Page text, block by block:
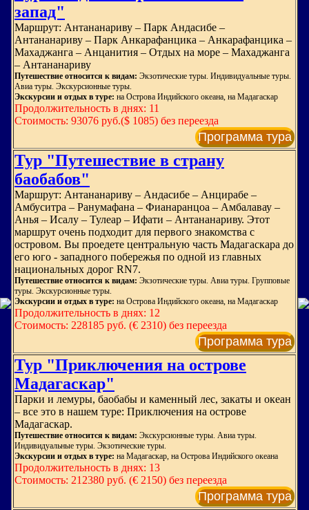
запад"
Маршрут: Антананариву – Парк Андасибе –
Антананариву – Парк Анкарафанцика – Анкарафанцика –
Махаджанга – Анцанития – Отдых на море – Махаджанга
– Антананариву
Путешествие относится к видам: Экзотические туры. Индивидуальные туры.
Авиа туры. Экскурсионные туры.
Экскурсии и отдых в туре: на Острова Индийского океана, на Мадагаскар
Продолжительность в днях: 11
Стоимость: 93076 руб.($ 1085) без переезда
Программа тура
Тур "Путешествие в страну
баобабов"
Маршрут: Антананариву – Андасибе – Анцирабе –
Амбуситра – Ранумафана – Фианаранцоа – Амбалавау –
Анья – Исалу – Тулеар – Ифати – Антананариву. Этот
маршрут очень подходит для первого знакомства с
островом. Вы проедете центральную часть Мадагаскара до
его юго - западного побережья по одной из главных
национальных дорог RN7.
Путешествие относится к видам: Экзотические туры. Авиа туры. Групповые
туры. Экскурсионные туры.
Экскурсии и отдых в туре: на Острова Индийского океана, на Мадагаскар
Продолжительность в днях: 12
Стоимость: 228185 руб. (€ 2310) без переезда
Программа тура
Тур "Приключения на острове
Мадагаскар"
Парки и лемуры, баобабы и каменный лес, закаты и океан
– все это в нашем туре: Приключения на острове
Мадагаскар.
Путешествие относится к видам: Экскурсионные туры. Авиа туры.
Индивидуальные туры. Экзотические туры.
Экскурсии и отдых в туре: на Мадагаскар, на Острова Индийского океана
Продолжительность в днях: 13
Стоимость: 212380 руб. (€ 2150) без переезда
Программа тура